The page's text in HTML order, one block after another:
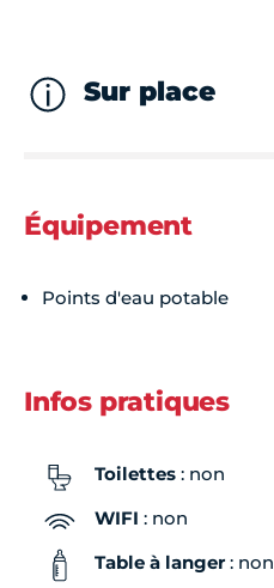
Sur place
Équipement
Points d'eau potable
Infos pratiques
Toilettes : non
WIFI : non
Table à langer: non